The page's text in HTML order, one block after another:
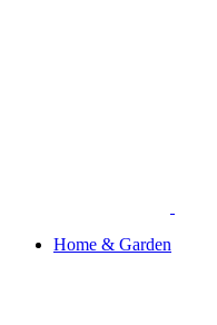
Home & Garden